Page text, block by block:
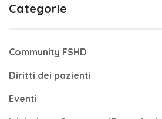
Categorie
Community FSHD
Diritti dei pazienti
Eventi